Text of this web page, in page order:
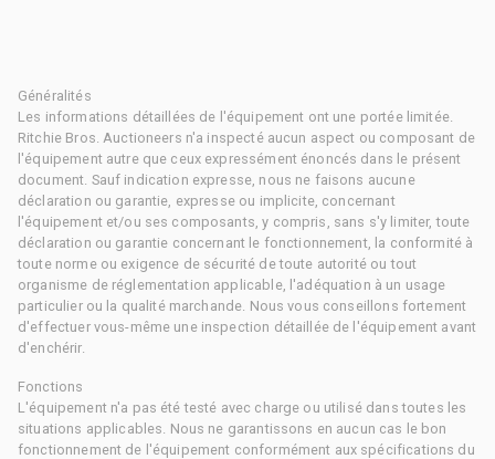
Généralités
Les informations détaillées de l'équipement ont une portée limitée.
Ritchie Bros. Auctioneers n'a inspecté aucun aspect ou composant de
l'équipement autre que ceux expressément énoncés dans le présent
document. Sauf indication expresse, nous ne faisons aucune
déclaration ou garantie, expresse ou implicite, concernant
l'équipement et/ou ses composants, y compris, sans s'y limiter, toute
déclaration ou garantie concernant le fonctionnement, la conformité à
toute norme ou exigence de sécurité de toute autorité ou tout
organisme de réglementation applicable, l'adéquation à un usage
particulier ou la qualité marchande. Nous vous conseillons fortement
d'effectuer vous-même une inspection détaillée de l'équipement avant
d'enchérir.
Fonctions
L'équipement n'a pas été testé avec charge ou utilisé dans toutes les
situations applicables. Nous ne garantissons en aucun cas le bon
fonctionnement de l'équipement conformément aux spécifications du